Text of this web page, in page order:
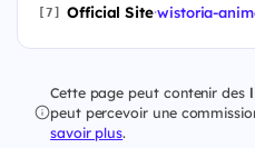
[7] Official Site·wistoria-
Cette page peut contenir des
peut percevoir une
savoir plus.